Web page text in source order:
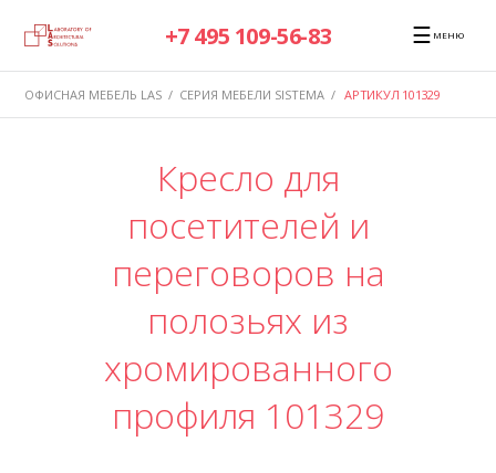
+7 495 109-56-83 ☰ МЕНЮ
ОФИСНАЯ МЕБЕЛЬ LAS / СЕРИЯ МЕБЕЛИ SISTEMA / АРТИКУЛ 101329
Кресло для
посетителей и
переговоров на
полозьях из
хромированного
профиля 101329